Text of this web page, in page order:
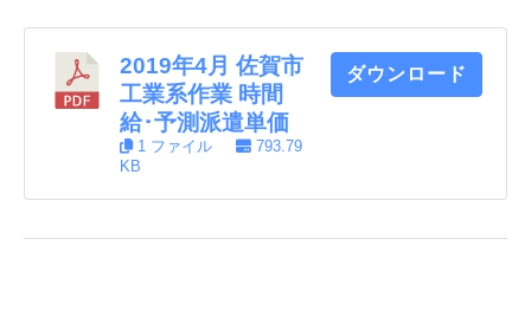
2019年4月 佐賀市
工業系作業 時間
給･予測派遣単価
1 ファイル
793.79
KB
ダウンロード